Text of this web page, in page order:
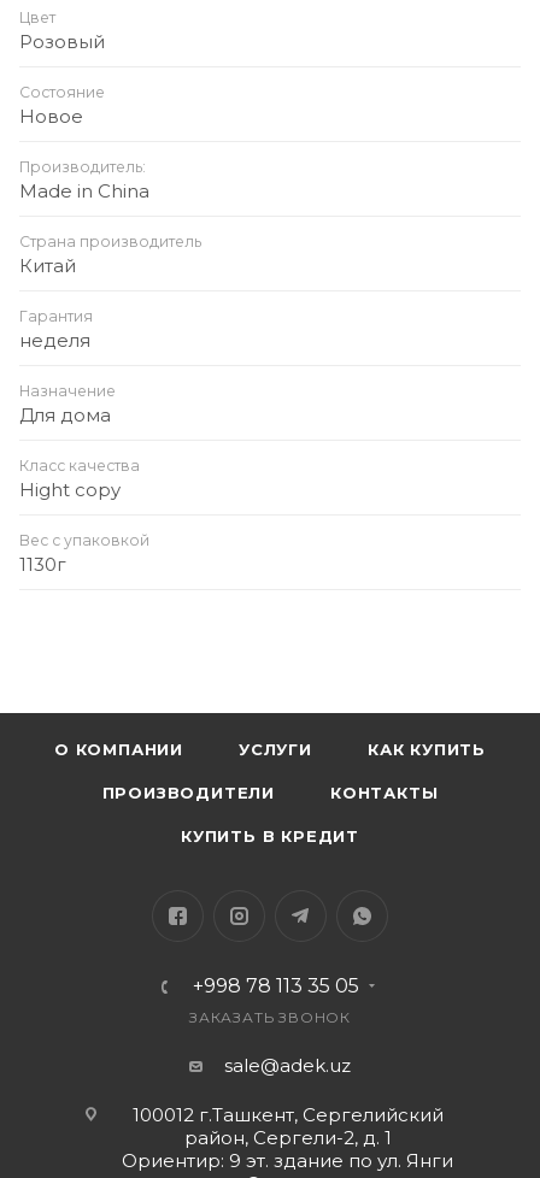
Цвет
Розовый
Состояние
Новое
Производитель:
Made in China
Страна производитель
Китай
Гарантия
неделя
Назначение
Для дома
Класс качества
Hight copy
Вес с упаковкой
1130г
О КОМПАНИИ УСЛУГИ КАК КУПИТЬ
ПРОИЗВОДИТЕЛИ КОНТАКТЫ
КУПИТЬ В КРЕДИТ
+998 78 113 35 05
ЗАКАЗАТЬ ЗВОНОК
sale@adek.uz
100012 г.Ташкент, Сергелийский
район, Сергели-2, д. 1
Ориентир: 9 эт. здание по ул. Янги